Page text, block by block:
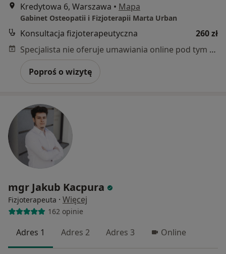
Kredytowa 6, Warszawa • Mapa
Gabinet Osteopatii i Fizjoterapii Marta Urban
Konsultacja fizjoterapeutyczna
260 zł
Specjalista nie oferuje umawiania online pod tym adresem.
Poproś o wizytę
mgr Jakub Kacpura
Fizjoterapeuta · Więcej
162 opinie
Adres 1 Adres 2 Adres 3 Online